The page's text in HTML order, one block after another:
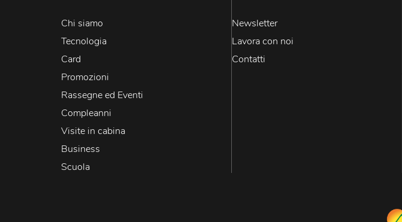
Chi siamo
Tecnologia
Card
Promozioni
Rassegne ed Eventi
Compleanni
Visite in cabina
Business
Scuola
Newsletter
Lavora con noi
Contatti